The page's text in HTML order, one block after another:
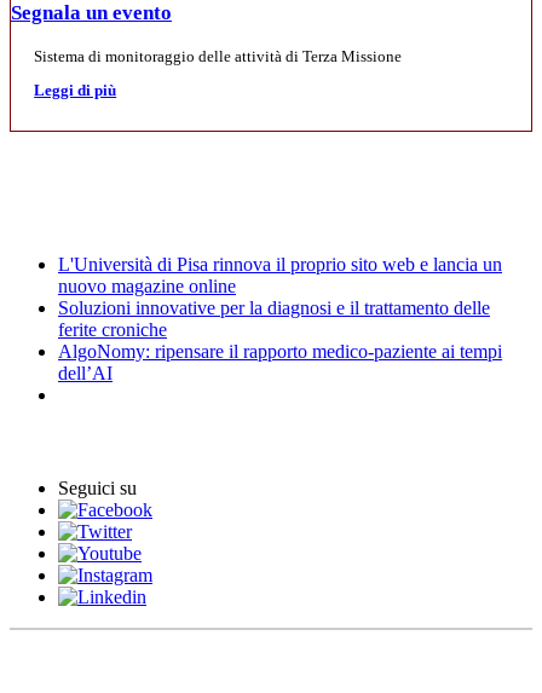
Segnala un evento
Sistema di monitoraggio delle attività di Terza Missione
Leggi di più
L'Università di Pisa rinnova il proprio sito web e lancia un
nuovo magazine online
Soluzioni innovative per la diagnosi e il trattamento delle
ferite croniche
AlgoNomy: ripensare il rapporto medico-paziente ai tempi
dell’AI
Seguici su